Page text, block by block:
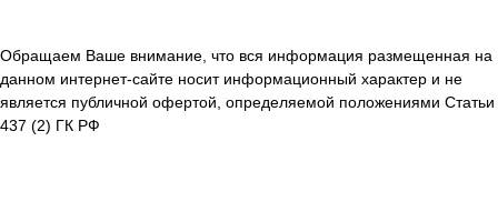
Обращаем Ваше внимание, что вся информация размещенная на
данном интернет-сайте носит информационный характер и не
является публичной офертой, определяемой положениями Статьи
437 (2) ГК РФ